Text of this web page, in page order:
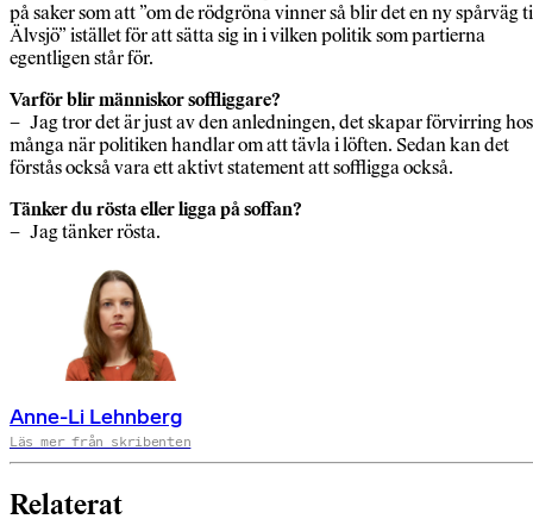
på saker som att ”om de rödgröna vinner så blir det en ny spårväg
Älvsjö” istället för att sätta sig in i vilken politik som partierna
egentligen står för.
Varför blir människor soffliggare?
– Jag tror det är just av den anledningen, det skapar förvirring hos
många när politiken handlar om att tävla i löften. Sedan kan det
förstås också vara ett aktivt statement att soffligga också.
Tänker du rösta eller ligga på soffan?
– Jag tänker rösta.
Anne-Li Lehnberg
Läs mer från skribenten
Relaterat